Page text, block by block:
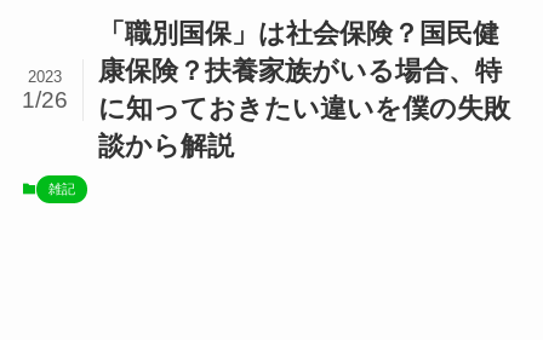
「職別国保」は社会保険？国民健
康保険？扶養家族がいる場合、特
に知っておきたい違いを僕の失敗
談から解説
2023
1/26
雑記